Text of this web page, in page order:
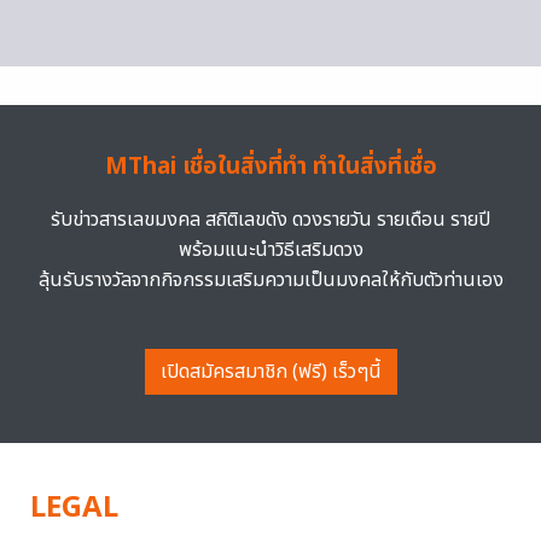
MThai เชื่อในสิ่งที่ทำ ทำในสิ่งที่เชื่อ
รับข่าวสารเลขมงคล สถิติเลขดัง ดวงรายวัน รายเดือน รายปี
พร้อมแนะนำวิธีเสริมดวง
ลุ้นรับรางวัลจากกิจกรรมเสริมความเป็นมงคลให้กับตัวท่านเอง
เปิดสมัครสมาชิก (ฟรี) เร็วๆนี้
LEGAL